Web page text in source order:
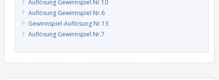
Auflösung Gewinnspiel Nr.10
Auflösung Gewinnspiel Nr.6
Gewinnspiel-Auflösung Nr.13
Auflösung Gewinnspiel Nr.7